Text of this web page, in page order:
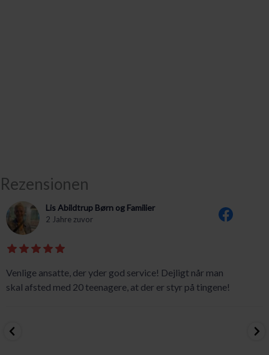
Rezensionen
Lis Abildtrup Børn og Familier
2 Jahre zuvor
Venlige ansatte, der yder god service! Dejligt når man
skal afsted med 20 teenagere, at der er styr på tingene!